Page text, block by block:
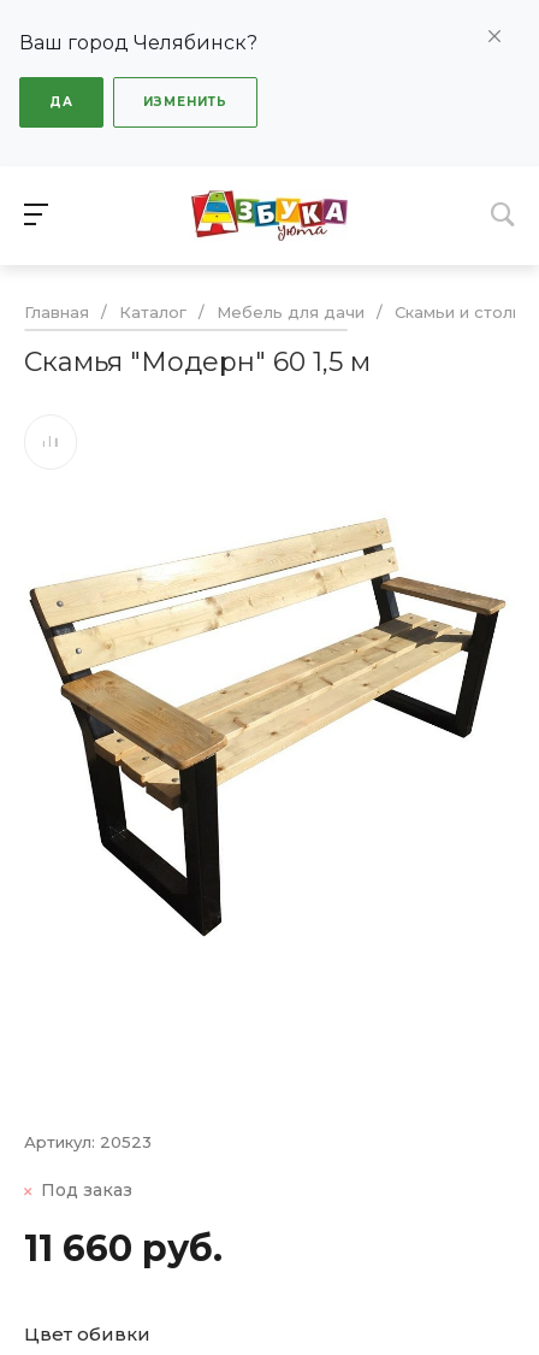
Ваш город Челябинск?
ДА ИЗМЕНИТЬ
Главная / Каталог / Мебель для дачи / Скамьи и столы
Скамья "Модерн" 60 1,5 м
Артикул: 20523
Под заказ
11 660 руб.
Цвет обивки